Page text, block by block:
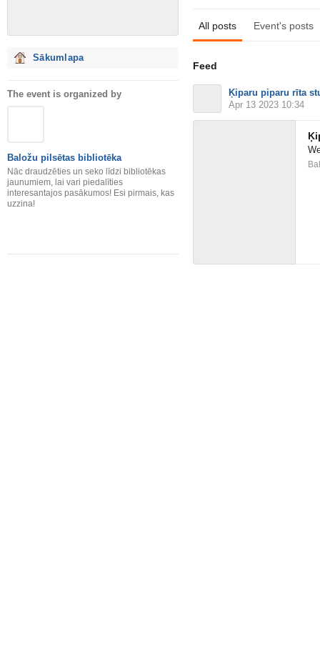
Sākumlapa
The event is organized by
Baložu pilsētas bibliotēka
Nāc draudzēties un seko līdzi bibliotēkas
jaunumiem, lai vari piedalīties
interesantajos pasākumos! Esi pirmais, kas
uzzina!
All posts Event's posts
Feed
Ķiparu piparu rīta
Apr 13 2023 10:34